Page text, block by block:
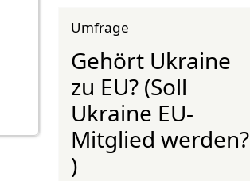
Umfrage
Gehört Ukraine
zu EU? (Soll
Ukraine EU-
Mitglied werden?
)